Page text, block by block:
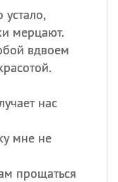
мерцают.
вдвоем
нас
мне не
прощаться